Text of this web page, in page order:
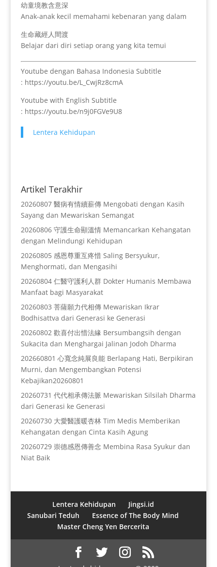
幼童境教含意深
Anak-anak kecil memahami kebenaran yang dalam
生命藏經人間渡
Belajar dari diri setiap orang yang kita temui
Youtube dengan Bahasa Indonesia Subtitle
: https://youtu.be/L_CwjRz8cmA
Youtube with English Subtitle
: https://youtu.be/n9j0FGVe9U8
Lentera Kehidupan
Artikel Terakhir
20260807 醫病有情續薪傳 Mengobati dengan Kasih
Sayang dan Mewariskan Semangat
20260806 守護生命顯溫情 Memancarkan Kehangatan
dengan Melindungi Kehidupan
20260805 感恩尊重互疼惜 Saling Bersyukur,
Menghormati, dan Mengasihi
20260804 仁醫守護利人群 Dokter Humanis Membawa
Manfaat bagi Masyarakat
20260803 菩薩願力代相傳 Mewariskan Ikrar
Bodhisattva dari Generasi ke Generasi
20260802 歡喜付出惜法緣 Bersumbangsih dengan
Sukacita dan Menghargai Jalinan Jodoh Dharma
202660801 心寬念純展良能 Berlapang Hati, Berpikiran
Murni, dan Mengembangkan Potensi
Kebajikan20260801
20260731 代代相承傳法脈 Mewariskan Silsilah Dharma
dari Generasi ke Generasi
20260730 大愛醫護暖杏林 Tim Medis Memberikan
Kehangatan dengan Cinta Kasih Agung
20260729 崇德感恩傳善念 Membina Rasa Syukur dan
Niat Baik
Lentera Kehidupan
Jingsi.id
Sanubari Teduh
Essence of The Body Mind
Master Cheng Yen Bercerita